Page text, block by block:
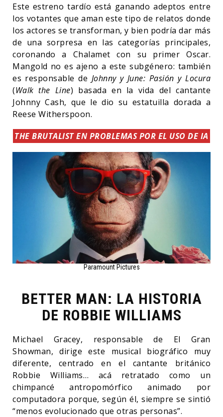
Este estreno tardío está ganando adeptos entre
los votantes que aman este tipo de relatos donde
los actores se transforman, y bien podría dar más
de una sorpresa en las categorías principales,
coronando a Chalamet con su primer Oscar.
Mangold no es ajeno a este subgénero: también
es responsable de Johnny y June: Pasión y Locura
(Walk the Line) basada en la vida del cantante
Johnny Cash, que le dio su estatuilla dorada a
Reese Witherspoon.
THE BRUTALIST EN PROBLEMAS POR EL USO DE IA
Paramount Pictures
BETTER MAN: LA HISTORIA
DE ROBBIE WILLIAMS
Michael Gracey, responsable de El Gran
Showman, dirige este musical biográfico muy
diferente, centrado en el cantante británico
Robbie Williams… acá retratado como un
chimpancé antropomórfico animado por
computadora porque, según él, siempre se sintió
“menos evolucionado que otras personas”.